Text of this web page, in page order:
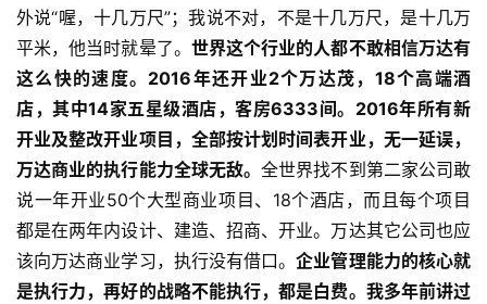
外说“喔，十几万尺”；我说不对，不是十几万尺，是十几万
平米，他当时就晕了。 世界这个行业的人都不敢相信万达有
这么快的速度。2016年还开业2个万达茂，18个高端酒
店，其中14家五星级酒店，客房6333间。 2016年所有新
开业及整改开业项目，全部按计划时间表开业，无一延误，
万达商业的执行能力全球无敌。全世界找不到第二家公司敢
说一年开业50个大型商业项目、18个酒店，而且每个项目
都是在两年内设计、建造、招商、开业。万达其它公司也应
该向万达商业学习，执行没有借口。企业管理能力的核心就
是执行力，再好的战略不能执行，都是白费。我多年前讲过